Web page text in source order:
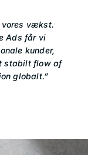
vores vækst.
Ads får vi
kunder,
stabilt flow af
globalt.”